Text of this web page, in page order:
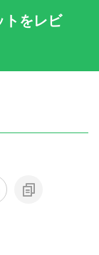
トをレビ